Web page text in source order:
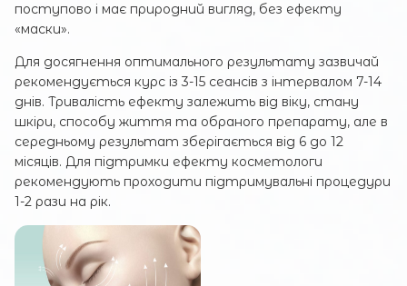
поступово і має природний вигляд, без ефекту
«маски».
Для досягнення оптимального результату зазвичай
рекомендується курс із 3-15 сеансів з інтервалом 7-14
днів. Тривалість ефекту залежить від віку, стану
шкіри, способу життя та обраного препарату, але в
середньому результат зберігається від 6 до 12
місяців. Для підтримки ефекту косметологи
рекомендують проходити підтримувальні процедури
1-2 рази на рік.